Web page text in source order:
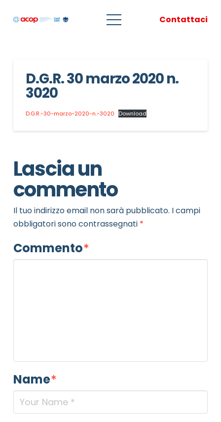
Contattaci
D.G.R. 30 marzo 2020 n.
3020
D.G.R.-30-marzo-2020-n.-3020 Download
Lascia un
commento
Il tuo indirizzo email non sarà pubblicato. I campi
obbligatori sono contrassegnati *
Commento*
Name*